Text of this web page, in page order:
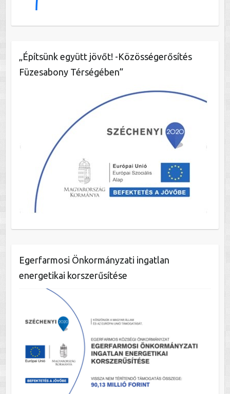
„Építsünk együtt jövőt! -Közösségerősítés
Füzesabony Térségében”
Egerfarmosi Önkormányzati ingatlan
energetikai korszerűsítése